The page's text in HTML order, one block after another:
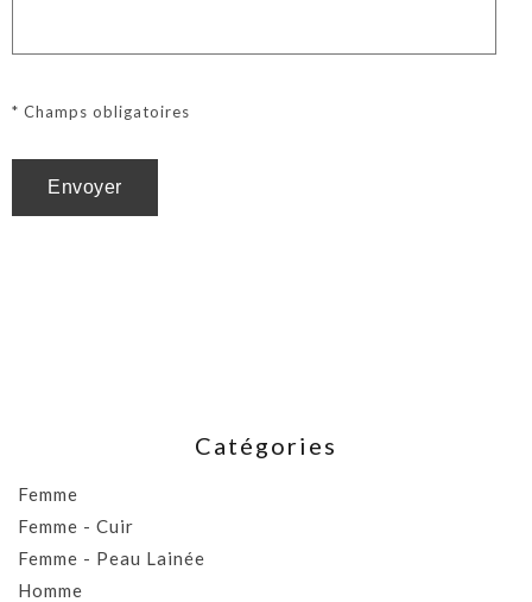
* Champs obligatoires
Catégories
Femme
Femme - Cuir
Femme - Peau Lainée
Homme